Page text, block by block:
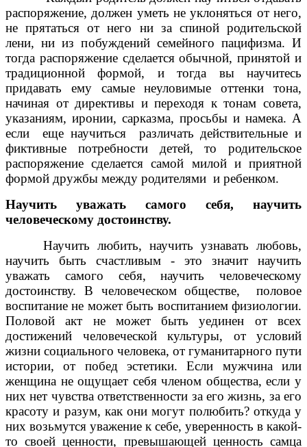
распоряжение, должен уметь не уклоняться от него,
не прятаться от него ни за спиной родительской
лени, ни из побуждений семейного пацифизма. И
тогда распоряжение сделается обычной, принятой и
традиционной формой, и тогда вы научитесь
придавать ему самые неуловимые оттенки тона,
начиная от директивы и переходя к тонам совета,
указаниям, иронии, сарказма, просьбы и намека. А
если еще научиться различать действительные и
фиктивные потребности детей, то родительское
распоряжение сделается самой милой и приятной
формой дружбы между родителями и ребенком.
Научить уважать самого себя, научить
человеческому достоинству.
Научить любить, научить узнавать любовь,
научить быть счастливым - это значит научить
уважать самого себя, научить человеческому
достоинству. В человеческом обществе, половое
воспитание не может быть воспитанием физиологии.
Половой акт не может быть уединен от всех
достижений человеческой культуры, от условий
жизни социального человека, от гуманитарного пути
истории, от побед эстетики. Если мужчина или
женщина не ощущает себя членом общества, если у
них нет чувства ответственности за его жизнь, за его
красоту и разум, как они могут полюбить? откуда у
них возьмутся уважение к себе, уверенность в какой-
то своей ценности, превышающей ценность самца